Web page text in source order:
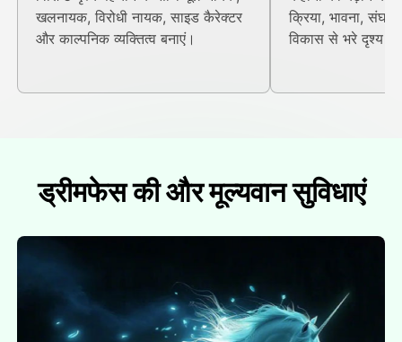
खलनायक, विरोधी नायक, साइड कैरेक्टर
और काल्पनिक व्यक्तित्व बनाएं।
क्रिया, भावना,
विकास से भरे दृश्य
ड्रीमफेस की और मूल्यवान सुविधाएं